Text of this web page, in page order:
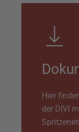
Hier
der DIVI